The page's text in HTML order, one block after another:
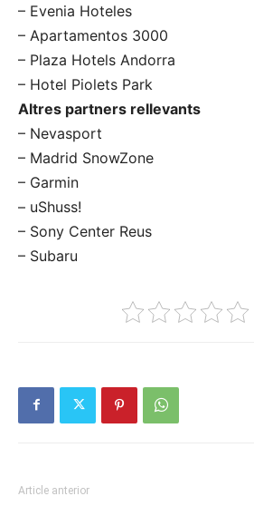
– Evenia Hoteles
– Apartamentos 3000
– Plaza Hotels Andorra
– Hotel Piolets Park
Altres partners rellevants
– Nevasport
– Madrid SnowZone
– Garmin
– uShuss!
– Sony Center Reus
– Subaru
Article anterior